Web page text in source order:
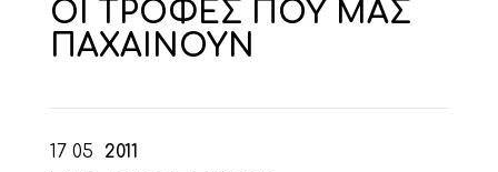
ΟΙ ΤΡΟΦΕΣ ΠΟΥ ΜΑΣ
ΠΑΧΑΙΝΟΥΝ
17 05 2011